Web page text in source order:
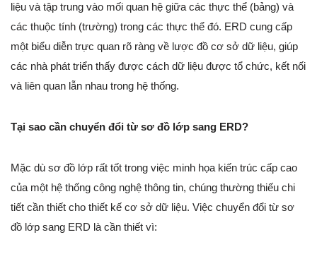
liệu và tập trung vào mối quan hệ giữa các thực thể (bảng) và
các thuộc tính (trường) trong các thực thể đó. ERD cung cấp
một biểu diễn trực quan rõ ràng về lược đồ cơ sở dữ liệu, giúp
các nhà phát triển thấy được cách dữ liệu được tổ chức, kết nối
và liên quan lẫn nhau trong hệ thống.
Tại sao cần chuyển đổi từ sơ đồ lớp sang ERD?
Mặc dù sơ đồ lớp rất tốt trong việc minh họa kiến trúc cấp cao
của một hệ thống công nghệ thông tin, chúng thường thiếu chi
tiết cần thiết cho thiết kế cơ sở dữ liệu. Việc chuyển đổi từ sơ
đồ lớp sang ERD là cần thiết vì: